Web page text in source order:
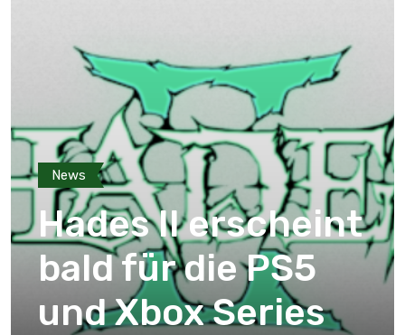
News
Hades II erscheint
bald für die PS5
und Xbox Series